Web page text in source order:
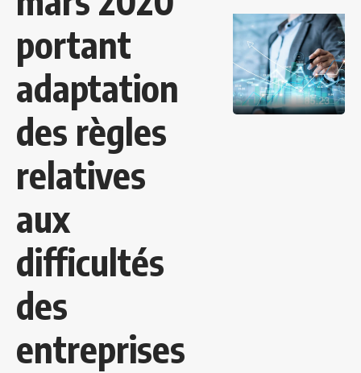
portant
adaptation
des règles
relatives
aux
difficultés
des
entreprises